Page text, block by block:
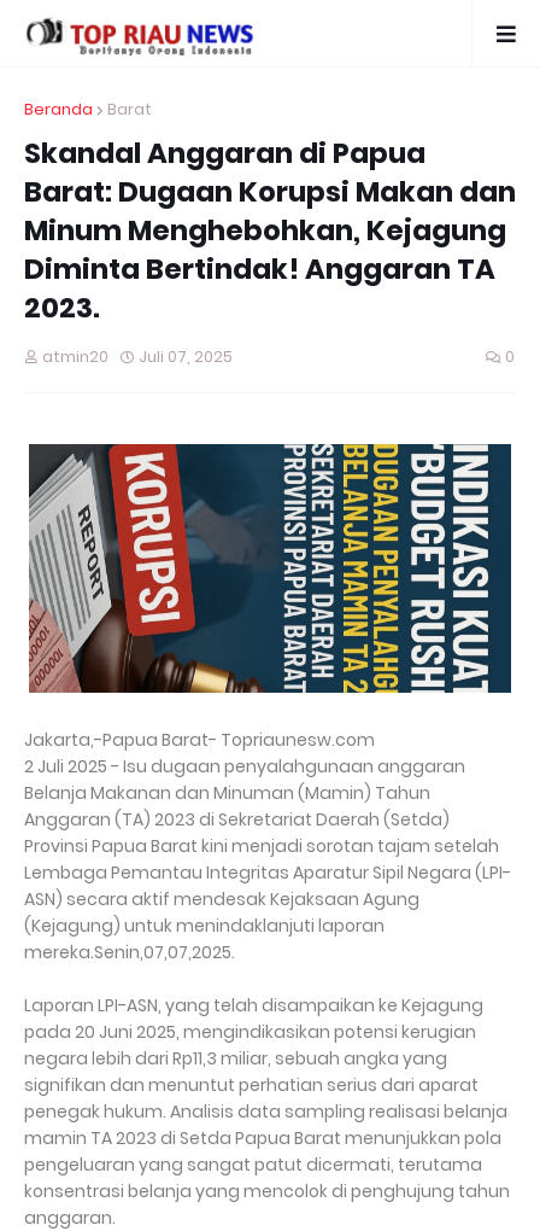
Beranda Barat
Skandal Anggaran di Papua
Barat: Dugaan Korupsi Makan dan
Minum Menghebohkan, Kejagung
Diminta Bertindak! Anggaran TA
2023.
atmin20 Juli 07, 2025 0
Jakarta,-Papua Barat- Topriaunesw.com
2 Juli 2025 - Isu dugaan penyalahgunaan anggaran
Belanja Makanan dan Minuman (Mamin) Tahun
Anggaran (TA) 2023 di Sekretariat Daerah (Setda)
Provinsi Papua Barat kini menjadi sorotan tajam setelah
Lembaga Pemantau Integritas Aparatur Sipil Negara (LPI-
ASN) secara aktif mendesak Kejaksaan Agung
(Kejagung) untuk menindaklanjuti laporan
mereka.Senin,07,07,2025.
Laporan LPI-ASN, yang telah disampaikan ke Kejagung
pada 20 Juni 2025, mengindikasikan potensi kerugian
negara lebih dari Rp11,3 miliar, sebuah angka yang
signifikan dan menuntut perhatian serius dari aparat
penegak hukum. Analisis data sampling realisasi belanja
mamin TA 2023 di Setda Papua Barat menunjukkan pola
pengeluaran yang sangat patut dicermati, terutama
konsentrasi belanja yang mencolok di penghujung tahun
anggaran.